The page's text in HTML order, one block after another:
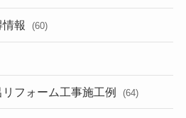
報 (60)
フォーム工事施工例 (64)